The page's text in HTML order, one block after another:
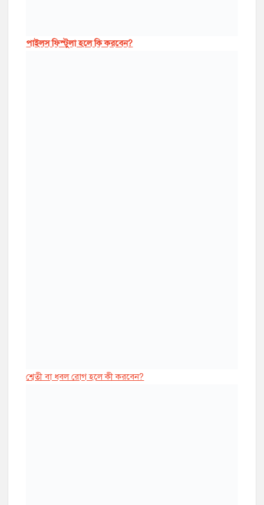
পাইলস ফিস্টুলা হলে কি করবেন?
শ্বেতী বা ধবল রোগ হলে কী করবেন?